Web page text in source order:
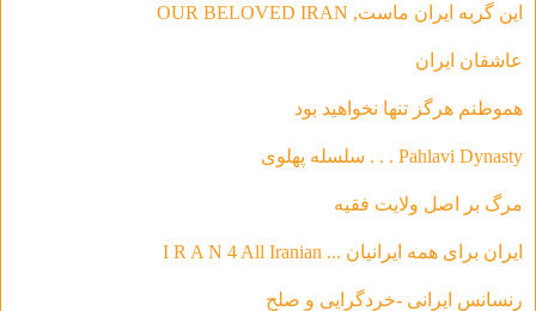
این گربه ایران ماست, OUR BELOVED IRAN
عاشقان ایران
هموطنم هرگز تنها نخواهید بود
Pahlavi Dynasty . . . سلسله‌ پهلوی
مرگ بر اصل ولایت فقیه
ایران برای همه ایرانیان ... I R A N 4 All Iranian
رنسانس ایرانی -خردگرایی و صلح